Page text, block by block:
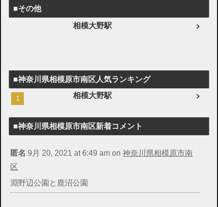
■その他
相模大野駅
■神奈川県相模原市南区人気ランキング
相模大野駅
■神奈川県相模原市南区新着コメント
匿名 9月 20, 2021 at 6:49 am on神奈川県相模原市南
区
淵野辺公園と鹿沼公園